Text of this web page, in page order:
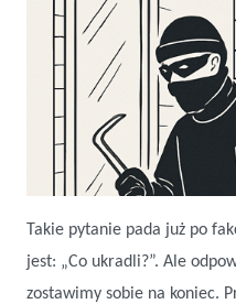
Takie pytanie pada już po
jest: „Co ukradli?”. Ale
zostawimy sobie na koniec.